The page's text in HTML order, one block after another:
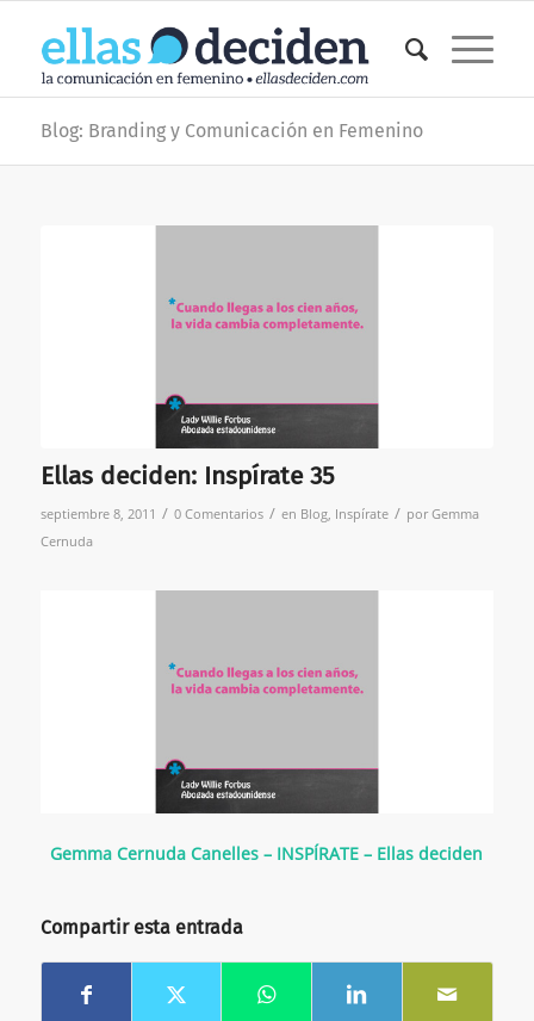
Blog: Branding y Comunicación en Femenino
Ellas deciden: Inspírate 35
septiembre 8, 2011 / 0 Comentarios / en Blog, Inspírate / porGemma
Cernuda
Gemma Cernuda Canelles – INSPÍRATE – Ellas deciden
Compartir esta entrada